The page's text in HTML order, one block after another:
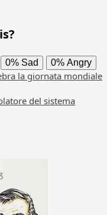
0% Sad 0% Angry
la giornata mondiale
del sistema